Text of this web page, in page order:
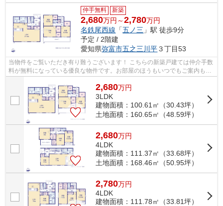
仲手無料 新築
2,680万円～2,780万円
名鉄尾西線 「五ノ三 」駅 徒歩9分
予定 / 2階建
愛知県弥富市五之三川平３丁目53
当物件をご覧いただき有り難うございます！ こちらの新築戸建ては仲介手数
料が無料になっている優良な物件です。お部屋のほうもいつでもご案内もさ
2,680万円
3LDK
建物面積：100.61㎡（30.43坪）
土地面積：160.65㎡（48.59坪）
2,680万円
4LDK
建物面積：111.37㎡（33.68坪）
土地面積：168.46㎡（50.95坪）
2,780万円
4LDK
建物面積：111.78㎡（33.81坪）